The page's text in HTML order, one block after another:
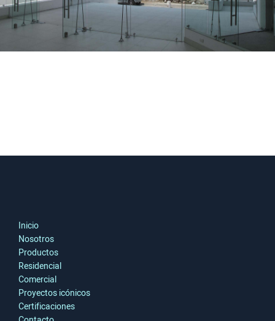
Inicio
Nosotros
Productos
Residencial
Comercial
Proyectos icónicos
Certificaciones